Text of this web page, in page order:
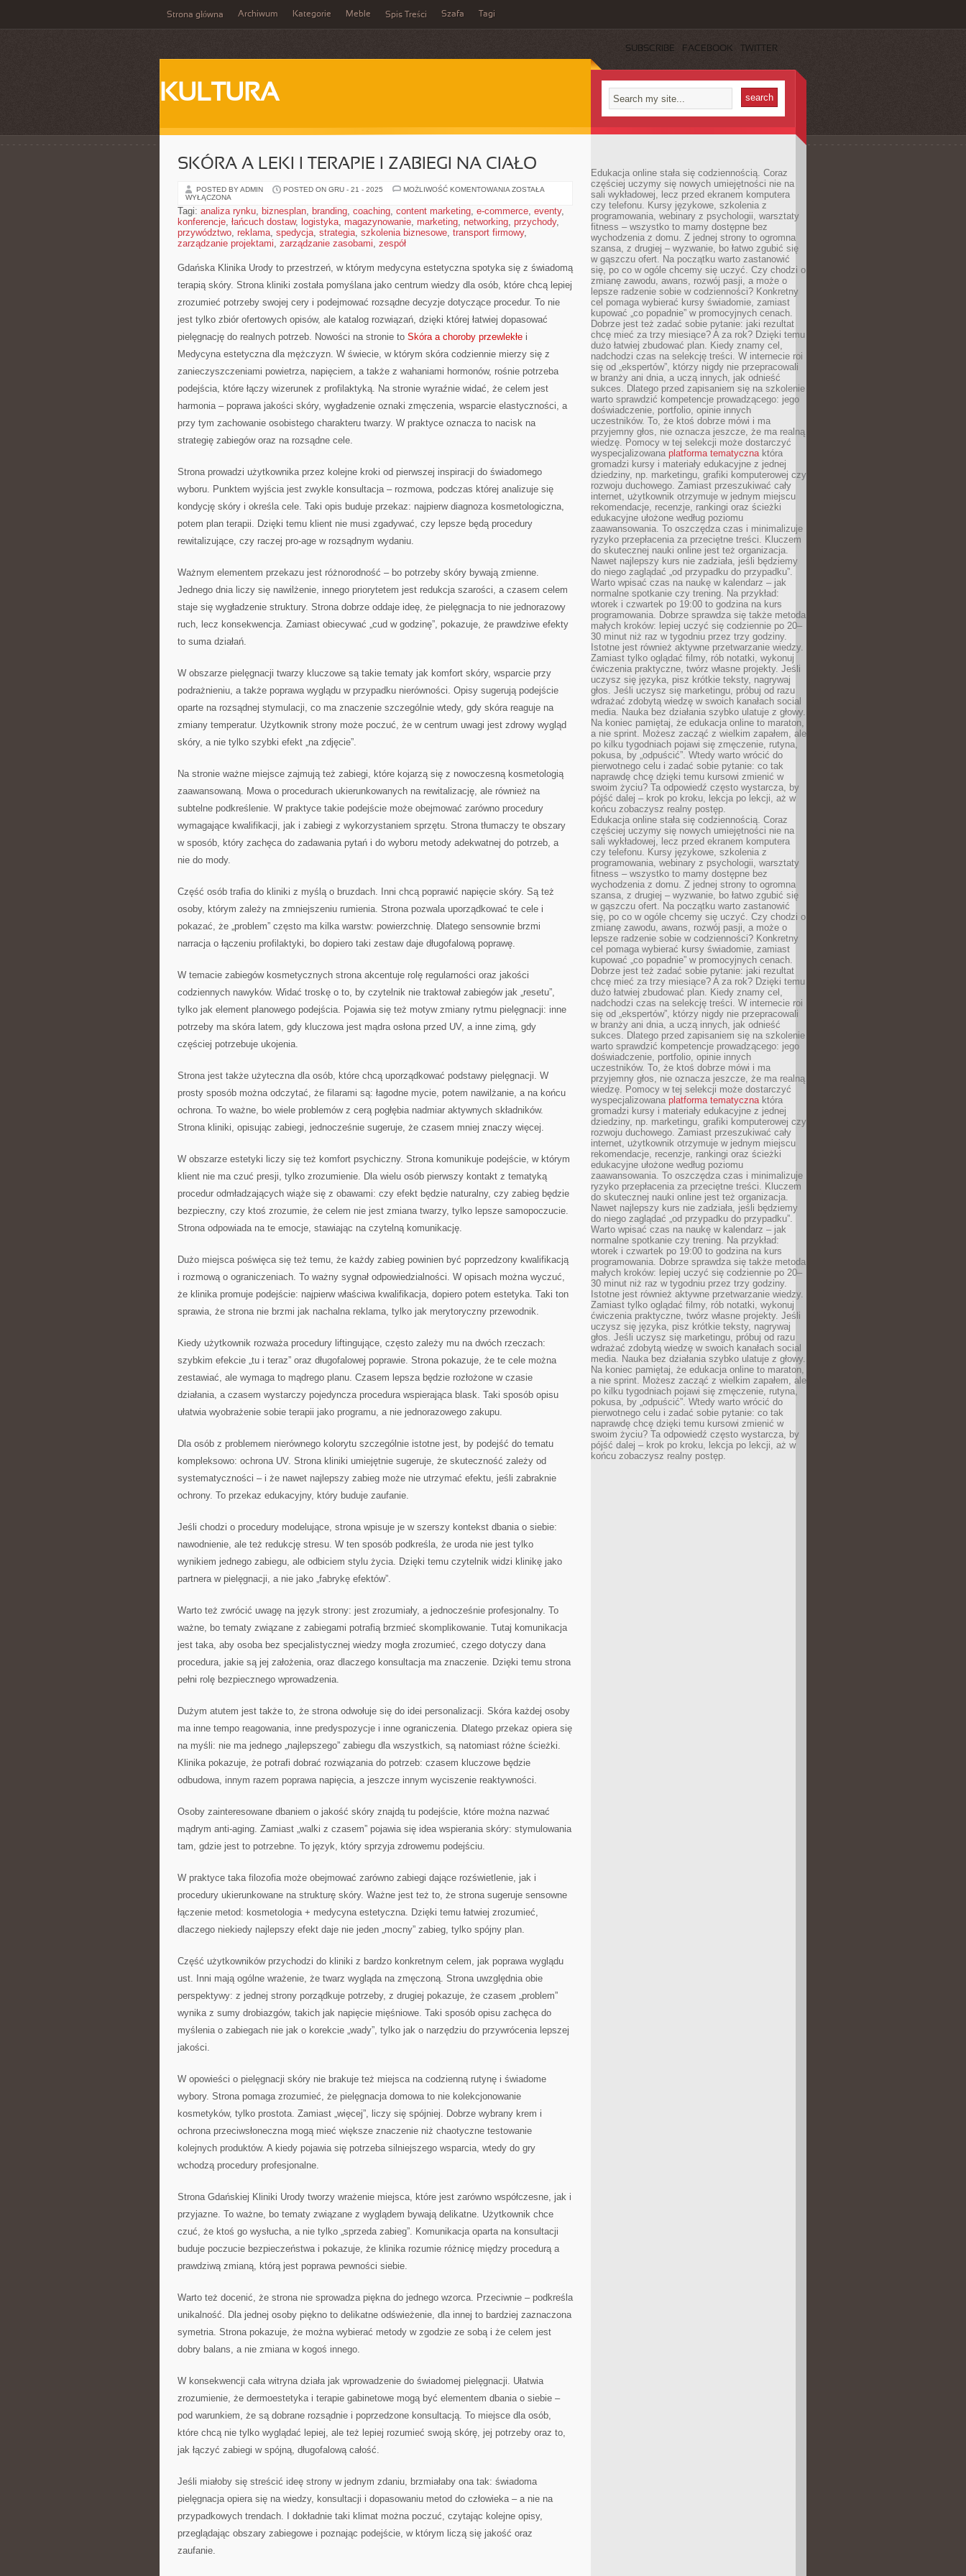
Strona główna Archiwum Kategorie Meble Spis Treści Szafa Tagi
SUBSCRIBE FACEBOOK TWITTER
KULTURA
SKÓRA A LEKI I TERAPIE I ZABIEGI NA CIAŁO
POSTED BY ADMIN POSTED ON GRU - 21 - 2025 MOŻLIWOŚĆ KOMENTOWANIA SKÓRA
I
TERAPIE
ZABIEGI
ZOSTAŁA
WYŁĄCZONA
Tagi: analiza rynku, biznesplan, branding, coaching, content marketing, e-commerce, eventy,
konferencje, łańcuch dostaw, logistyka, magazynowanie, marketing, networking, przychody,
przywództwo, reklama, spedycja, strategia, szkolenia biznesowe, transport firmowy,
zarządzanie projektami, zarządzanie zasobami, zespół
Gdańska Klinika Urody to przestrzeń, w którym medycyna estetyczna spotyka się z świadomą
terapią skóry. Strona kliniki została pomyślana jako centrum wiedzy dla osób, które chcą lepiej
zrozumieć potrzeby swojej cery i podejmować rozsądne decyzje dotyczące procedur. To nie
jest tylko zbiór ofertowych opisów, ale katalog rozwiązań, dzięki której łatwiej dopasować
pielęgnację do realnych potrzeb. Nowości na stronie to Skóra a choroby przewlekłe i
Medycyna estetyczna dla mężczyzn. W świecie, w którym skóra codziennie mierzy się z
zanieczyszczeniami powietrza, napięciem, a także z wahaniami hormonów, rośnie potrzeba
podejścia, które łączy wizerunek z profilaktyką. Na stronie wyraźnie widać, że celem jest
harmonia – poprawa jakości skóry, wygładzenie oznaki zmęczenia, wsparcie elastyczności, a
przy tym zachowanie osobistego charakteru twarzy. W praktyce oznacza to nacisk na
strategię zabiegów oraz na rozsądne cele.
Strona prowadzi użytkownika przez kolejne kroki od pierwszej inspiracji do świadomego
wyboru. Punktem wyjścia jest zwykle konsultacja – rozmowa, podczas której analizuje się
kondycję skóry i określa cele. Taki opis buduje przekaz: najpierw diagnoza kosmetologiczna,
potem plan terapii. Dzięki temu klient nie musi zgadywać, czy lepsze będą procedury
rewitalizujące, czy raczej pro-age w rozsądnym wydaniu.
Ważnym elementem przekazu jest różnorodność – bo potrzeby skóry bywają zmienne.
Jednego dnia liczy się nawilżenie, innego priorytetem jest redukcja szarości, a czasem celem
staje się wygładzenie struktury. Strona dobrze oddaje ideę, że pielęgnacja to nie jednorazowy
ruch, lecz konsekwencja. Zamiast obiecywać „cud w godzinę”, pokazuje, że prawdziwe efekty
to suma działań.
W obszarze pielęgnacji twarzy kluczowe są takie tematy jak komfort skóry, wsparcie przy
podrażnieniu, a także poprawa wyglądu w przypadku nierówności. Opisy sugerują podejście
oparte na rozsądnej stymulacji, co ma znaczenie szczególnie wtedy, gdy skóra reaguje na
zmiany temperatur. Użytkownik strony może poczuć, że w centrum uwagi jest zdrowy wygląd
skóry, a nie tylko szybki efekt „na zdjęcie”.
Na stronie ważne miejsce zajmują też zabiegi, które kojarzą się z nowoczesną kosmetologią
zaawansowaną. Mowa o procedurach ukierunkowanych na rewitalizację, ale również na
subtelne podkreślenie. W praktyce takie podejście może obejmować zarówno procedury
wymagające kwalifikacji, jak i zabiegi z wykorzystaniem sprzętu. Strona tłumaczy te obszary
w sposób, który zachęca do zadawania pytań i do wyboru metody adekwatnej do potrzeb, a
nie do mody.
Część osób trafia do kliniki z myślą o bruzdach. Inni chcą poprawić napięcie skóry. Są też
osoby, którym zależy na zmniejszeniu rumienia. Strona pozwala uporządkować te cele i
pokazać, że „problem” często ma kilka warstw: powierzchnię. Dlatego sensownie brzmi
narracja o łączeniu profilaktyki, bo dopiero taki zestaw daje długofalową poprawę.
W temacie zabiegów kosmetycznych strona akcentuje rolę regularności oraz jakości
codziennych nawyków. Widać troskę o to, by czytelnik nie traktował zabiegów jak „resetu”,
tylko jak element planowego podejścia. Pojawia się też motyw zmiany rytmu pielęgnacji: inne
potrzeby ma skóra latem, gdy kluczowa jest mądra osłona przed UV, a inne zimą, gdy
częściej potrzebuje ukojenia.
Strona jest także użyteczna dla osób, które chcą uporządkować podstawy pielęgnacji. W
prosty sposób można odczytać, że filarami są: łagodne mycie, potem nawilżanie, a na końcu
ochrona. To ważne, bo wiele problemów z cerą pogłębia nadmiar aktywnych składników.
Strona kliniki, opisując zabiegi, jednocześnie sugeruje, że czasem mniej znaczy więcej.
W obszarze estetyki liczy się też komfort psychiczny. Strona komunikuje podejście, w którym
klient nie ma czuć presji, tylko zrozumienie. Dla wielu osób pierwszy kontakt z tematyką
procedur odmładzających wiąże się z obawami: czy efekt będzie naturalny, czy zabieg będzie
bezpieczny, czy ktoś zrozumie, że celem nie jest zmiana twarzy, tylko lepsze samopoczucie.
Strona odpowiada na te emocje, stawiając na czytelną komunikację.
Dużo miejsca poświęca się też temu, że każdy zabieg powinien być poprzedzony kwalifikacją
i rozmową o ograniczeniach. To ważny sygnał odpowiedzialności. W opisach można wyczuć,
że klinika promuje podejście: najpierw właściwa kwalifikacja, dopiero potem estetyka. Taki ton
sprawia, że strona nie brzmi jak nachalna reklama, tylko jak merytoryczny przewodnik.
Kiedy użytkownik rozważa procedury liftingujące, często zależy mu na dwóch rzeczach:
szybkim efekcie „tu i teraz” oraz długofalowej poprawie. Strona pokazuje, że te cele można
zestawiać, ale wymaga to mądrego planu. Czasem lepsza będzie rozłożone w czasie
działania, a czasem wystarczy pojedyncza procedura wspierająca blask. Taki sposób opisu
ułatwia wyobrażenie sobie terapii jako programu, a nie jednorazowego zakupu.
Dla osób z problemem nierównego kolorytu szczególnie istotne jest, by podejść do tematu
kompleksowo: ochrona UV. Strona kliniki umiejętnie sugeruje, że skuteczność zależy od
systematyczności – i że nawet najlepszy zabieg może nie utrzymać efektu, jeśli zabraknie
ochrony. To przekaz edukacyjny, który buduje zaufanie.
Jeśli chodzi o procedury modelujące, strona wpisuje je w szerszy kontekst dbania o siebie:
nawodnienie, ale też redukcję stresu. W ten sposób podkreśla, że uroda nie jest tylko
wynikiem jednego zabiegu, ale odbiciem stylu życia. Dzięki temu czytelnik widzi klinikę jako
partnera w pielęgnacji, a nie jako „fabrykę efektów”.
Warto też zwrócić uwagę na język strony: jest zrozumiały, a jednocześnie profesjonalny. To
ważne, bo tematy związane z zabiegami potrafią brzmieć skomplikowanie. Tutaj komunikacja
jest taka, aby osoba bez specjalistycznej wiedzy mogła zrozumieć, czego dotyczy dana
procedura, jakie są jej założenia, oraz dlaczego konsultacja ma znaczenie. Dzięki temu strona
pełni rolę bezpiecznego wprowadzenia.
Dużym atutem jest także to, że strona odwołuje się do idei personalizacji. Skóra każdej osoby
ma inne tempo reagowania, inne predyspozycje i inne ograniczenia. Dlatego przekaz opiera się
na myśli: nie ma jednego „najlepszego” zabiegu dla wszystkich, są natomiast różne ścieżki.
Klinika pokazuje, że potrafi dobrać rozwiązania do potrzeb: czasem kluczowe będzie
odbudowa, innym razem poprawa napięcia, a jeszcze innym wyciszenie reaktywności.
Osoby zainteresowane dbaniem o jakość skóry znajdą tu podejście, które można nazwać
mądrym anti-aging. Zamiast „walki z czasem” pojawia się idea wspierania skóry: stymulowania
tam, gdzie jest to potrzebne. To język, który sprzyja zdrowemu podejściu.
W praktyce taka filozofia może obejmować zarówno zabiegi dające rozświetlenie, jak i
procedury ukierunkowane na strukturę skóry. Ważne jest też to, że strona sugeruje sensowne
łączenie metod: kosmetologia + medycyna estetyczna. Dzięki temu łatwiej zrozumieć,
dlaczego niekiedy najlepszy efekt daje nie jeden „mocny” zabieg, tylko spójny plan.
Część użytkowników przychodzi do kliniki z bardzo konkretnym celem, jak poprawa wyglądu
ust. Inni mają ogólne wrażenie, że twarz wygląda na zmęczoną. Strona uwzględnia obie
perspektywy: z jednej strony porządkuje potrzeby, z drugiej pokazuje, że czasem „problem”
wynika z sumy drobiazgów, takich jak napięcie mięśniowe. Taki sposób opisu zachęca do
myślenia o zabiegach nie jak o korekcie „wady”, tylko jak o narzędziu do przywrócenia lepszej
jakości.
W opowieści o pielęgnacji skóry nie brakuje też miejsca na codzienną rutynę i świadome
wybory. Strona pomaga zrozumieć, że pielęgnacja domowa to nie kolekcjonowanie
kosmetyków, tylko prostota. Zamiast „więcej”, liczy się spójniej. Dobrze wybrany krem i
ochrona przeciwsłoneczna mogą mieć większe znaczenie niż chaotyczne testowanie
kolejnych produktów. A kiedy pojawia się potrzeba silniejszego wsparcia, wtedy do gry
wchodzą procedury profesjonalne.
Strona Gdańskiej Kliniki Urody tworzy wrażenie miejsca, które jest zarówno współczesne, jak i
przyjazne. To ważne, bo tematy związane z wyglądem bywają delikatne. Użytkownik chce
czuć, że ktoś go wysłucha, a nie tylko „sprzeda zabieg”. Komunikacja oparta na konsultacji
buduje poczucie bezpieczeństwa i pokazuje, że klinika rozumie różnicę między procedurą a
prawdziwą zmianą, którą jest poprawa pewności siebie.
Warto też docenić, że strona nie sprowadza piękna do jednego wzorca. Przeciwnie – podkreśla
unikalność. Dla jednej osoby piękno to delikatne odświeżenie, dla innej to bardziej zaznaczona
symetria. Strona pokazuje, że można wybierać metody w zgodzie ze sobą i że celem jest
dobry balans, a nie zmiana w kogoś innego.
W konsekwencji cała witryna działa jak wprowadzenie do świadomej pielęgnacji. Ułatwia
zrozumienie, że dermoestetyka i terapie gabinetowe mogą być elementem dbania o siebie –
pod warunkiem, że są dobrane rozsądnie i poprzedzone konsultacją. To miejsce dla osób,
które chcą nie tylko wyglądać lepiej, ale też lepiej rozumieć swoją skórę, jej potrzeby oraz to,
jak łączyć zabiegi w spójną, długofalową całość.
Jeśli miałoby się streścić ideę strony w jednym zdaniu, brzmiałaby ona tak: świadoma
pielęgnacja opiera się na wiedzy, konsultacji i dopasowaniu metod do człowieka – a nie na
przypadkowych trendach. I dokładnie taki klimat można poczuć, czytając kolejne opisy,
przeglądając obszary zabiegowe i poznając podejście, w którym liczą się jakość oraz
zaufanie.
Edukacja online stała się codziennością. Coraz
częściej uczymy się nowych umiejętności nie na
sali wykładowej, lecz przed ekranem komputera
czy telefonu. Kursy językowe, szkolenia z
programowania, webinary z psychologii, warsztaty
fitness – wszystko to mamy dostępne bez
wychodzenia z domu. Z jednej strony to ogromna
szansa, z drugiej – wyzwanie, bo łatwo zgubić się
w gąszczu ofert. Na początku warto zastanowić
się, po co w ogóle chcemy się uczyć. Czy chodzi o
zmianę zawodu, awans, rozwój pasji, a może o
lepsze radzenie sobie w codzienności? Konkretny
cel pomaga wybierać kursy świadomie, zamiast
kupować „co popadnie” w promocyjnych cenach.
Dobrze jest też zadać sobie pytanie: jaki rezultat
chcę mieć za trzy miesiące? A za rok? Dzięki temu
dużo łatwiej zbudować plan. Kiedy znamy cel,
nadchodzi czas na selekcję treści. W internecie roi
się od „ekspertów”, którzy nigdy nie przepracowali
w branży ani dnia, a uczą innych, jak odnieść
sukces. Dlatego przed zapisaniem się na szkolenie
warto sprawdzić kompetencje prowadzącego: jego
doświadczenie, portfolio, opinie innych
uczestników. To, że ktoś dobrze mówi i ma
przyjemny głos, nie oznacza jeszcze, że ma realną
wiedzę. Pomocy w tej selekcji może dostarczyć
wyspecjalizowana platforma tematycznaktóra
gromadzi kursy i materiały edukacyjne z jednej
dziedziny, np. marketingu, grafiki komputerowej czy
rozwoju duchowego. Zamiast przeszukiwać cały
internet, użytkownik otrzymuje w jednym miejscu
rekomendacje, recenzje, rankingi oraz ścieżki
edukacyjne ułożone według poziomu
zaawansowania. To oszczędza czas i minimalizuje
ryzyko przepłacenia za przeciętne treści. Kluczem
do skutecznej nauki online jest też organizacja.
Nawet najlepszy kurs nie zadziała, jeśli będziemy
do niego zaglądać „od przypadku do przypadku”.
Warto wpisać czas na naukę w kalendarz – jak
normalne spotkanie czy trening. Na przykład:
wtorek i czwartek po 19:00 to godzina na kurs
programowania. Dobrze sprawdza się także metoda
małych kroków: lepiej uczyć się codziennie po 20–
30 minut niż raz w tygodniu przez trzy godziny.
Istotne jest również aktywne przetwarzanie wiedzy.
Zamiast tylko oglądać filmy, rób notatki, wykonuj
ćwiczenia praktyczne, twórz własne projekty. Jeśli
uczysz się języka, pisz krótkie teksty, nagrywaj
głos. Jeśli uczysz się marketingu, próbuj od razu
wdrażać zdobytą wiedzę w swoich kanałach social
media. Nauka bez działania szybko ulatuje z głowy.
Na koniec pamiętaj, że edukacja online to maraton,
a nie sprint. Możesz zacząć z wielkim zapałem, ale
po kilku tygodniach pojawi się zmęczenie, rutyna,
pokusa, by „odpuścić”. Wtedy warto wrócić do
pierwotnego celu i zadać sobie pytanie: co tak
naprawdę chcę dzięki temu kursowi zmienić w
swoim życiu? Ta odpowiedź często wystarcza, by
pójść dalej – krok po kroku, lekcja po lekcji, aż w
końcu zobaczysz realny postęp.
Edukacja online stała się codziennością. Coraz
częściej uczymy się nowych umiejętności nie na
sali wykładowej, lecz przed ekranem komputera
czy telefonu. Kursy językowe, szkolenia z
programowania, webinary z psychologii, warsztaty
fitness – wszystko to mamy dostępne bez
wychodzenia z domu. Z jednej strony to ogromna
szansa, z drugiej – wyzwanie, bo łatwo zgubić się
w gąszczu ofert. Na początku warto zastanowić
się, po co w ogóle chcemy się uczyć. Czy chodzi o
zmianę zawodu, awans, rozwój pasji, a może o
lepsze radzenie sobie w codzienności? Konkretny
cel pomaga wybierać kursy świadomie, zamiast
kupować „co popadnie” w promocyjnych cenach.
Dobrze jest też zadać sobie pytanie: jaki rezultat
chcę mieć za trzy miesiące? A za rok? Dzięki temu
dużo łatwiej zbudować plan. Kiedy znamy cel,
nadchodzi czas na selekcję treści. W internecie roi
się od „ekspertów”, którzy nigdy nie przepracowali
w branży ani dnia, a uczą innych, jak odnieść
sukces. Dlatego przed zapisaniem się na szkolenie
warto sprawdzić kompetencje prowadzącego: jego
doświadczenie, portfolio, opinie innych
uczestników. To, że ktoś dobrze mówi i ma
przyjemny głos, nie oznacza jeszcze, że ma realną
wiedzę. Pomocy w tej selekcji może dostarczyć
wyspecjalizowana platforma tematycznaktóra
gromadzi kursy i materiały edukacyjne z jednej
dziedziny, np. marketingu, grafiki komputerowej czy
rozwoju duchowego. Zamiast przeszukiwać cały
internet, użytkownik otrzymuje w jednym miejscu
rekomendacje, recenzje, rankingi oraz ścieżki
edukacyjne ułożone według poziomu
zaawansowania. To oszczędza czas i minimalizuje
ryzyko przepłacenia za przeciętne treści. Kluczem
do skutecznej nauki online jest też organizacja.
Nawet najlepszy kurs nie zadziała, jeśli będziemy
do niego zaglądać „od przypadku do przypadku”.
Warto wpisać czas na naukę w kalendarz – jak
normalne spotkanie czy trening. Na przykład:
wtorek i czwartek po 19:00 to godzina na kurs
programowania. Dobrze sprawdza się także metoda
małych kroków: lepiej uczyć się codziennie po 20–
30 minut niż raz w tygodniu przez trzy godziny.
Istotne jest również aktywne przetwarzanie wiedzy.
Zamiast tylko oglądać filmy, rób notatki, wykonuj
ćwiczenia praktyczne, twórz własne projekty. Jeśli
uczysz się języka, pisz krótkie teksty, nagrywaj
głos. Jeśli uczysz się marketingu, próbuj od razu
wdrażać zdobytą wiedzę w swoich kanałach social
media. Nauka bez działania szybko ulatuje z głowy.
Na koniec pamiętaj, że edukacja online to maraton,
a nie sprint. Możesz zacząć z wielkim zapałem, ale
po kilku tygodniach pojawi się zmęczenie, rutyna,
pokusa, by „odpuścić”. Wtedy warto wrócić do
pierwotnego celu i zadać sobie pytanie: co tak
naprawdę chcę dzięki temu kursowi zmienić w
swoim życiu? Ta odpowiedź często wystarcza, by
pójść dalej – krok po kroku, lekcja po lekcji, aż w
końcu zobaczysz realny postęp.